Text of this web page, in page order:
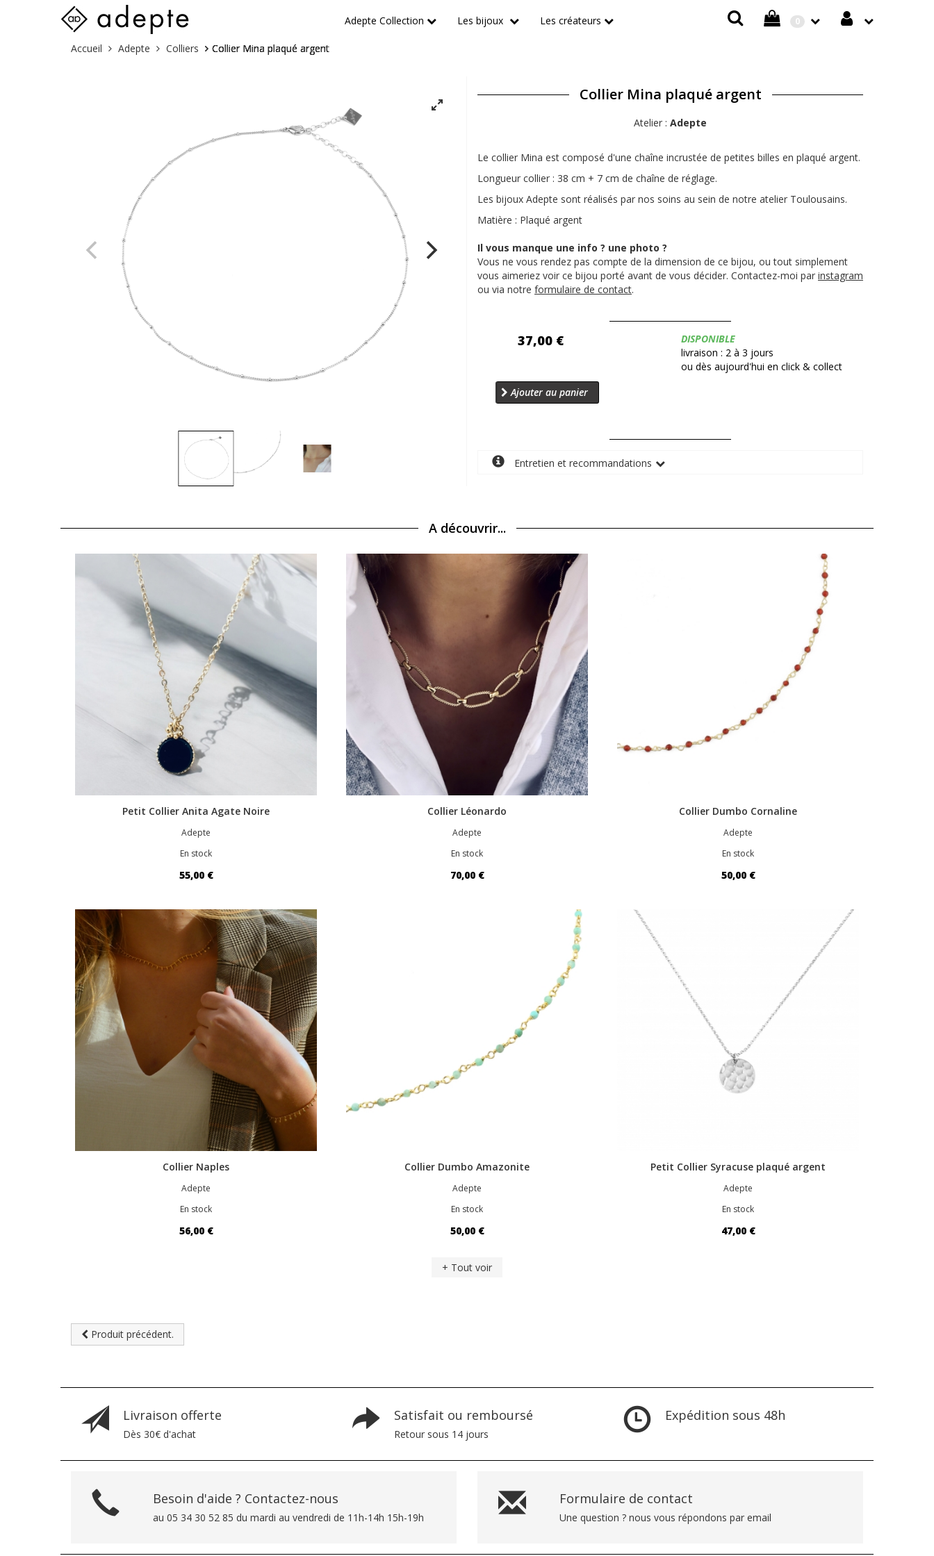
0
Adepte Collection Les bijoux Les créateurs
Vous
Accueil Adepte Colliers Collier Mina plaqué argent
Collier Mina plaqué argent
Atelier : Adepte
Le collier Mina est composé d'une chaîne incrustée de petites billes en plaqué argent.
Longueur collier : 38 cm + 7 cm de chaîne de réglage.
Les bijoux Adepte sont réalisés par nos soins au sein de notre atelier Toulousains.
Matière : Plaqué argent
Il vous manque une info ? une photo ?
Vous ne vous rendez pas compte de la dimension de ce bijou, ou tout simplement
vous aimeriez voir ce bijou porté avant de vous décider. Contactez-moi par instagram
ou via notre formulaire de contact.
37,00 € Disponibilité:
DISPONIBLE
livraison : 2 à 3 jours
ou dès aujourd'hui en click & collect
Ajouter au panier
Entretien et recommandations
A découvrir...
Petit Collier Anita Agate Noire
Adepte
En stock
55,00 €
Collier Léonardo
Adepte
En stock
70,00 €
Collier Dumbo Cornaline
Adepte
En stock
50,00 €
Collier Naples
Adepte
En stock
56,00 €
Collier Dumbo Amazonite
Adepte
En stock
50,00 €
Petit Collier Syracuse plaqué argent
Adepte
En stock
47,00 €
+ Tout voir
Produit précédent.
Livraison offerte
Dès 30€ d'achat
Satisfait ou remboursé
Retour sous 14 jours
Expédition sous 48h
Besoin d'aide ? Contactez-nous
au 05 34 30 52 85 du mardi au vendredi de 11h-14h 15h-19h
Formulaire de contact
Une question ? nous vous répondons par email